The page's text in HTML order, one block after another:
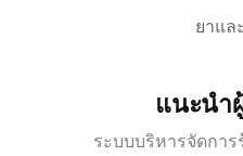
ยาแ
แนะนำ
ระบบบริหารจัดการ